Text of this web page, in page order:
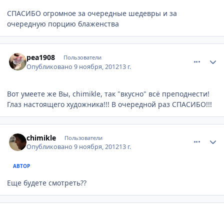
СПАСИБО огромное за очередные шедевры и за
очередную порцию блаженства
pea1908 Пользователи
Опубликовано9 ноября, 201213 г.
Вот умеете же Вы, chimikle, так "вкусно" всё преподнести!
Глаз настоящего художника!!! В очередной раз СПАСИБО!!!
chimikle Пользователи
Опубликовано9 ноября, 201213 г.
АВТОР
Еще будете смотреть??